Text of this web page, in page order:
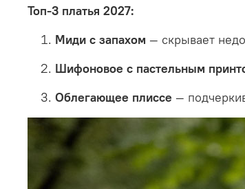
Топ-3 платья 2027:
Миди с запахом — скрывает
Шифоновое с пастельным
Облегающее плиссе —